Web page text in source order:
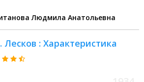
учителяЛюдмила Анатольевна
Лесков : Характеристика